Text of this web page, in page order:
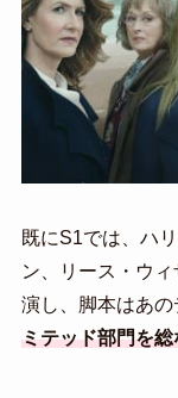
既にS1では、ハ
ン、リース・ウ
演し、脚本はあ
ミテッド部門を